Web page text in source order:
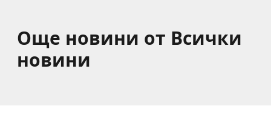
Още новини от Всички
новини